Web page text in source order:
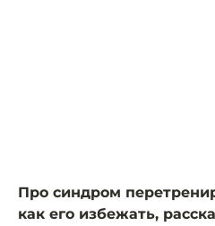
Про синдром
как его избежать,